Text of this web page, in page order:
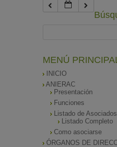
MENÚ
INICIO
ANIERAC
Presentación
Funciones
Listado de Asociados
Listado Completo
Como asociarse
ÓRGANOS DE